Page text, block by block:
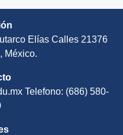
Elías Calles 21376
México.
Telefono: (686) 580-